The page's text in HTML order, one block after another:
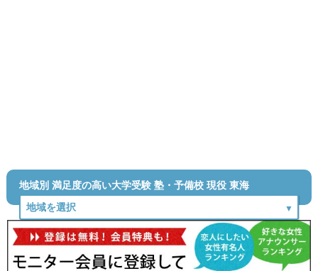
地域別 満足度の高い大学受験 塾・予備校 現役 東海